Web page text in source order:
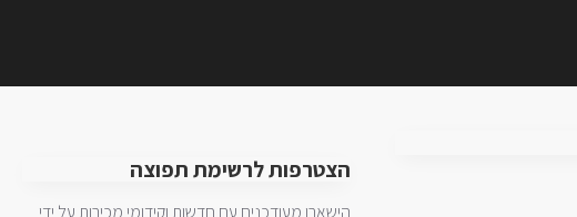
הצטרפות לרשימת תפוצה
הישארו מעודכנים עם חדשות וקידומי מכירות על ידי